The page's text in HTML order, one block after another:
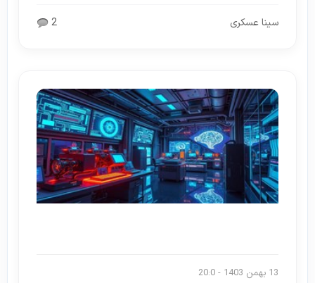
سینا عسکری 2
13 بهمن 1403 - 20:0